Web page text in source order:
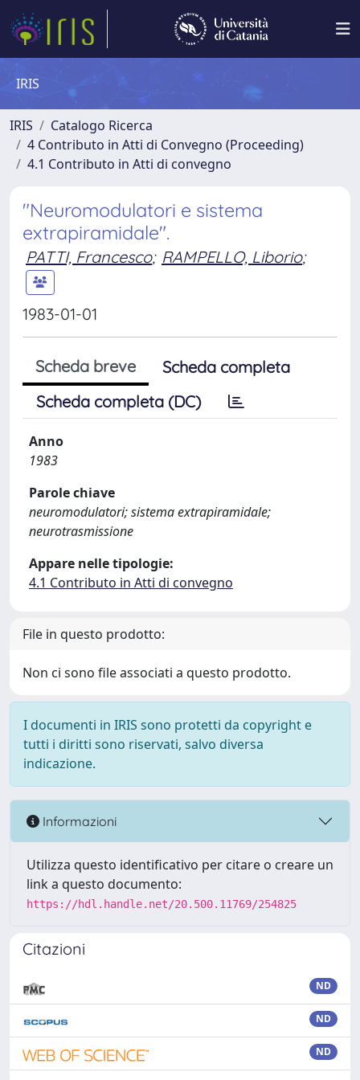
IRIS
IRIS
Catalogo Ricerca
4 Contributo in Atti di Convegno (Proceeding)
4.1 Contributo in Atti di convegno
"Neuromodulatori e sistema
extrapiramidale".
PATTI, Francesco; RAMPELLO, Liborio;
1983-01-01
Scheda breve
Scheda completa
Scheda completa (DC)
Anno
1983
Parole chiave
neuromodulatori; sistema extrapiramidale;
neurotrasmissione
Appare nelle tipologie:
4.1 Contributo in Atti di convegno
File in questo prodotto:
Non ci sono file associati a questo prodotto.
I documenti in IRIS sono protetti da copyright e
tutti i diritti sono riservati, salvo diversa
indicazione.
Informazioni
Utilizza questo identificativo per citare o creare un
link a questo documento:
https://hdl.handle.net/20.500.11769/254825
Citazioni
ND
ND
ND